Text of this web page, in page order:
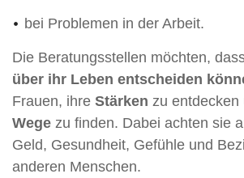
bei Problemen in der Arbeit.
Die Beratungsstellen möchten,
über ihr Leben entscheiden
Frauen, ihre Stärken zu entdecken
Wege zu finden. Dabei achten sie
Geld, Gesundheit, Gefühle und
anderen Menschen.